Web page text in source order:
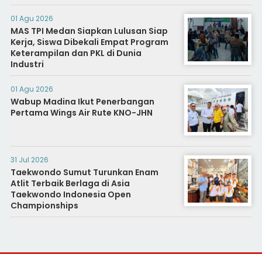
01 Agu 2026
MAS TPI Medan Siapkan Lulusan Siap
Kerja, Siswa Dibekali Empat Program
Keterampilan dan PKL di Dunia
Industri
01 Agu 2026
Wabup Madina Ikut Penerbangan
Pertama Wings Air Rute KNO-JHN
31 Jul 2026
Taekwondo Sumut Turunkan Enam
Atlit Terbaik Berlaga di Asia
Taekwondo Indonesia Open
Championships